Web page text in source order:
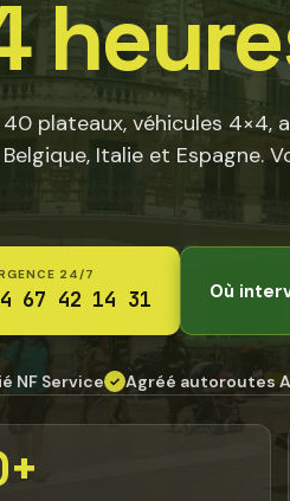
40 plateaux, véhicules 4×4,
Belgique, Italie et Espagne.
24/7
67 42 14 31 Où
NF Service ✓ Agréé autoroutes